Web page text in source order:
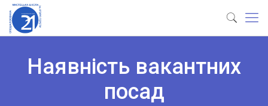
Наявність вакантних
посад